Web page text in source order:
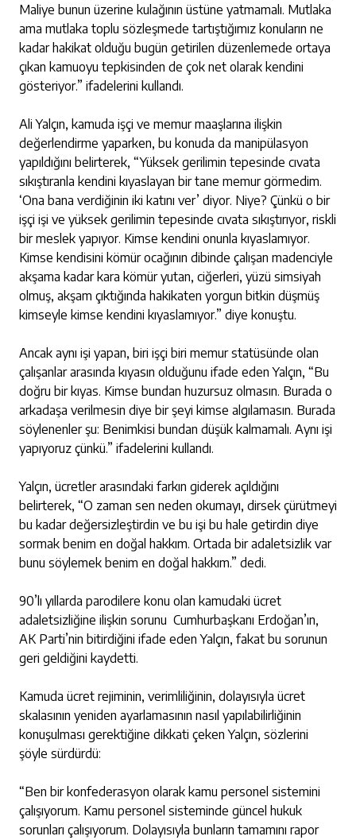
Maliye bunun üzerine kulağının üstüne yatmamalı. Mutlaka
ama mutlaka toplu sözleşmede tartıştığımız konuların ne
kadar hakikat olduğu bugün getirilen düzenlemede ortaya
çıkan kamuoyu tepkisinden de çok net olarak kendini
gösteriyor.” ifadelerini kullandı.
Ali Yalçın, kamuda işçi ve memur maaşlarına ilişkin
değerlendirme yaparken, bu konuda da manipülasyon
yapıldığını belirterek, “Yüksek gerilimin tepesinde cıvata
sıkıştıranla kendini kıyaslayan bir tane memur görmedim.
‘Ona bana verdiğinin iki katını ver’ diyor. Niye? Çünkü o bir
işçi işi ve yüksek gerilimin tepesinde cıvata sıkıştırıyor, riskli
bir meslek yapıyor. Kimse kendini onunla kıyaslamıyor.
Kimse kendisini kömür ocağının dibinde çalışan madenciyle
akşama kadar kara kömür yutan, ciğerleri, yüzü simsiyah
olmuş, akşam çıktığında hakikaten yorgun bitkin düşmüş
kimseyle kimse kendini kıyaslamıyor.” diye konuştu.
Ancak aynı işi yapan, biri işçi biri memur statüsünde olan
çalışanlar arasında kıyasın olduğunu ifade eden Yalçın, “Bu
doğru bir kıyas. Kimse bundan huzursuz olmasın. Burada o
arkadaşa verilmesin diye bir şeyi kimse algılamasın. Burada
söylenenler şu: Benimkisi bundan düşük kalmamalı. Aynı işi
yapıyoruz çünkü.” ifadelerini kullandı.
Yalçın, ücretler arasındaki farkın giderek açıldığını
belirterek, “O zaman sen neden okumayı, dirsek çürütmeyi
bu kadar değersizleştirdin ve bu işi bu hale getirdin diye
sormak benim en doğal hakkım. Ortada bir adaletsizlik var
bunu söylemek benim en doğal hakkım.” dedi.
90’lı yıllarda parodilere konu olan kamudaki ücret
adaletsizliğine ilişkin sorunu Cumhurbaşkanı Erdoğan’ın,
AK Parti’nin bitirdiğini ifade eden Yalçın, fakat bu sorunun
geri geldiğini kaydetti.
Kamuda ücret rejiminin, verimliliğinin, dolayısıyla ücret
skalasının yeniden ayarlamasının nasıl yapılabilirliğinin
konuşulması gerektiğine dikkati çeken Yalçın, sözlerini
şöyle sürdürdü:
“Ben bir konfederasyon olarak kamu personel sistemini
çalışıyorum. Kamu personel sisteminde güncel hukuk
sorunları çalışıyorum. Dolayısıyla bunların tamamını rapor